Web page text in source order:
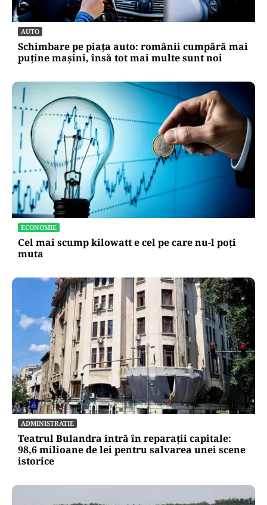
AUTO
Schimbare pe piața auto: românii cumpără mai
puține mașini, însă tot mai multe sunt noi
ECONOMIE
Cel mai scump kilowatt e cel pe care nu-l poți
muta
ADMINISTRATIE
Teatrul Bulandra intră în reparații capitale:
98,6 milioane de lei pentru salvarea unei scene
istorice